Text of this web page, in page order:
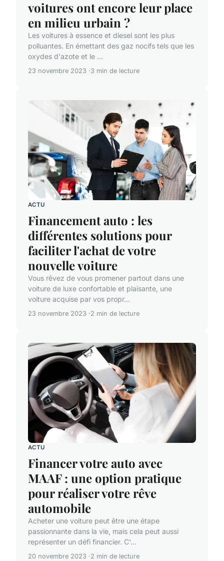
voitures ont encore leur place
en milieu urbain ?
Les voitures à essence et diesel sont les plus
polluantes. En émettant des gaz nocifs tels que les
oxydes d'azote et le ...
23 novembre 2023 3 min de lecture
ACTU
Financement auto : les
différentes solutions pour
faciliter l'achat de votre
nouvelle voiture
Vous rêvez de vous promener partout dans une
voiture de luxe confortable et plaisante, une
voiture acquise par vos propr...
23 novembre 2023 2 min de lecture
ACTU
Financer votre auto avec
MAAF : une option pratique
pour réaliser votre rêve
automobile
Acheter une voiture peut être une étape
passionnante dans la vie, mais cela peut aussi
représenter un défi financier. C'...
20 novembre 2023 2 min de lecture